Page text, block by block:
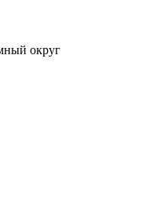
округ